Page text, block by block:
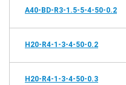
A40-BD-R3-1.5-5-4-50-0.2
H20-R4-1-3-4-50-0.2
H20-R4-1-3-4-50-0.3